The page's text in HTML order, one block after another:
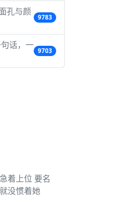
孔与颜
9783
话，一
9703
着上位 要名
没惯着她